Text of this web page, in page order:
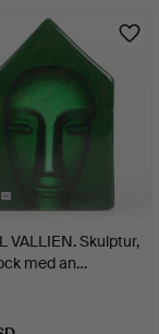
VALLIEN. Skulptur,
med an…